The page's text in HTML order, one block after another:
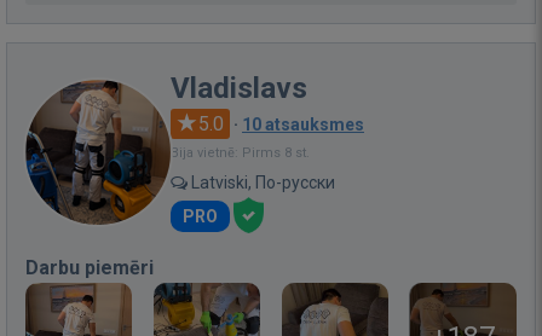
Vladislavs
5.0 · 10 atsauksmes
Bija vietnē: Pirms 8 st.
Latviski, По-русски
PRO
Darbu piemēri